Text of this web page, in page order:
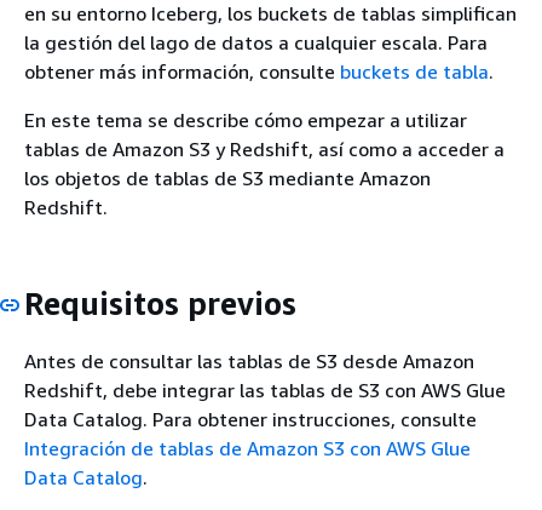
en su entorno Iceberg, los buckets de tablas simplifican
la gestión del lago de datos a cualquier escala. Para
obtener más información, consulte buckets de tabla.
En este tema se describe cómo empezar a utilizar
tablas de Amazon S3 y Redshift, así como a acceder a
los objetos de tablas de S3 mediante Amazon
Redshift.
Requisitos previos
Antes de consultar las tablas de S3 desde Amazon
Redshift, debe integrar las tablas de S3 con AWS Glue
Data Catalog. Para obtener instrucciones, consulte
Integración de tablas de Amazon S3 con AWS Glue
Data Catalog.